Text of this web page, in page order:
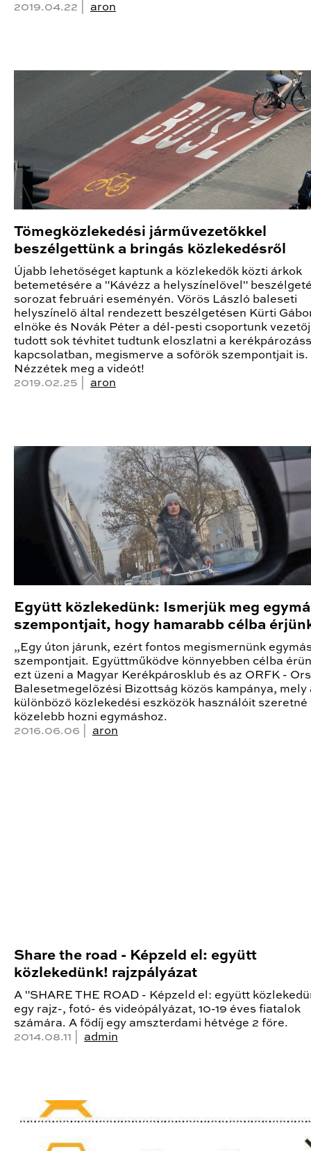
2019.04.22 | aron
Tömegközlekedési járművezetőkkel
beszélgettünk a bringás közlekedésről
Újabb lehetőséget kaptunk a közlekedők közti árkok
betemetésére a "Kávézz a helyszínelővel"
sorozat februári eseményén. Vörös László baleseti
helyszínelő által rendezett beszélgetésen Kürti
elnöke és Novák Péter a dél-pesti csoportunk
tudott sok tévhitet tudtunk eloszlatni a
kapcsolatban, megismerve a sofőrök szempontjait is.
Nézzétek meg a videót!
2019.02.25 | aron
Együtt közlekedünk: Ismerjük meg
szempontjait, hogy hamarabb célba
„Egy úton járunk, ezért fontos megismernünk
szempontjait. Együttműködve könnyebben célba
ezt üzeni a Magyar Kerékpárosklub és az ORFK -
Balesetmegelőzési Bizottság közös kampánya, mely
különböző közlekedési eszközök használóit szeretné
közelebb hozni egymáshoz.
2016.06.06 | aron
Share the road - Képzeld el: együtt
közlekedünk! rajzpályázat
A "SHARE THE ROAD - Képzeld el: együtt
egy rajz-, fotó- és videópályázat, 10-19 éves fiatalok
számára. A fődíj egy amszterdami hétvége 2 főre.
2014.08.11 | admin